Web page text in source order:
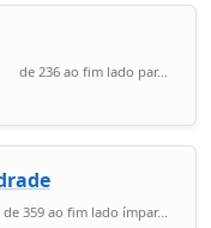
de 236 ao fim lado par...
de 359 ao fim lado ímpar...